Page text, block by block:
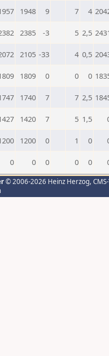
1948 9 7 4
2385 -3 5 2,5
2105 -33 4 0,5
1809 0 0 0
1740 7 7 2,5
1420 7 5 1,5
1200 0 1 0
0 0 0 0 0
© 2006-2026 Heinz Herzog,